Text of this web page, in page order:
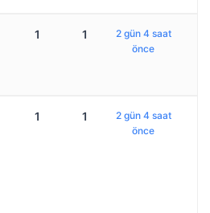
1 1
2 gün 4 saat
önce
1 1
2 gün 4 saat
önce